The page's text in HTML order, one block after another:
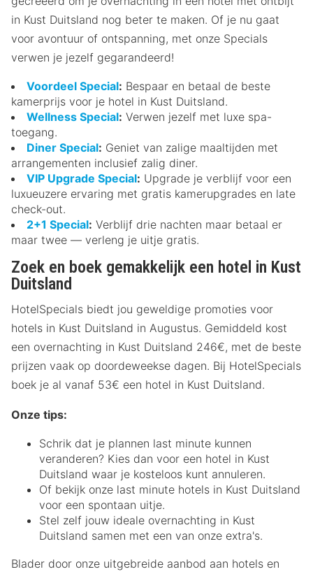
in Kust Duitsland nog beter te maken. Of je nu gaat
voor avontuur of ontspanning, met onze Specials
verwen je jezelf gegarandeerd!
Voordeel Special: Bespaar en betaal de beste
kamerprijs voor je hotel in Kust Duitsland.
Wellness Special: Verwen jezelf met luxe spa-
toegang.
Diner Special: Geniet van zalige maaltijden met
arrangementen inclusief zalig diner.
VIP Upgrade Special: Upgrade je verblijf voor een
luxueuzere ervaring met gratis kamerupgrades en late
check-out.
2+1 Special: Verblijf drie nachten maar betaal er
maar twee — verleng je uitje gratis.
Zoek en boek gemakkelijk een hotel in Kust
Duitsland
HotelSpecials biedt jou geweldige promoties voor
hotels in Kust Duitsland in Augustus. Gemiddeld kost
een overnachting in Kust Duitsland 246€, met de beste
prijzen vaak op doordeweekse dagen. Bij HotelSpecials
boek je al vanaf 53€ een hotel in Kust Duitsland.
Onze tips:
Schrik dat je plannen last minute kunnen
veranderen? Kies dan voor een hotel in Kust
Duitsland waar je kosteloos kunt annuleren.
Of bekijk onze last minute hotels in Kust Duitsland
voor een spontaan uitje.
Stel zelf jouw ideale overnachting in Kust
Duitsland samen met een van onze extra's.
Blader door onze uitgebreide aanbod aan hotels en